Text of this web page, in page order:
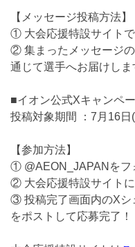
【メッセージ投稿方法】
① 大会応援特設サイトで
② 集まったメッセージ
通じて選手へお届けしま
■イオン公式Xキャンペ
投稿対象期間 ：7月16
【参加方法】
① @AEON_JAPANをフ
② 大会応援特設サイトに
③ 投稿完了画面内のXシ
をポストして応募完了！